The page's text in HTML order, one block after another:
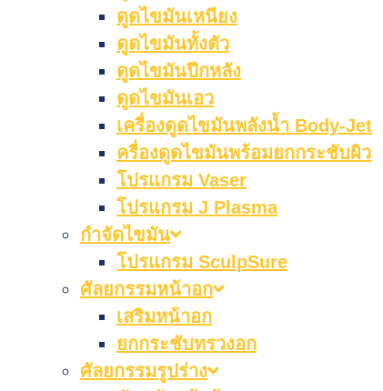
ดูดไขมันเหนียง
ดูดไขมันทั้งตัว
ดูดไขมันปีกหลัง
ดูดไขมันเอว
เครื่องดูดไขมันพลังน้ำ Body-Jet
ครื่องดูดไขมันพร้อมยกกระชับผิว
โปรแกรม Vaser
โปรแกรม J Plasma
กำจัดไขมัน
โปรแกรม SculpSure
ศัลยกรรมหน้าอก
เสริมหน้าอก
ยกกระชับทรวงอก
ศัลยกรรมรูปร่าง